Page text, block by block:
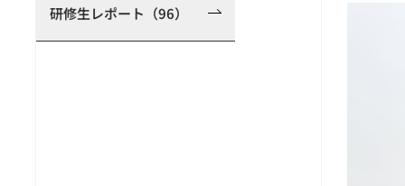
研修生レポート（96）